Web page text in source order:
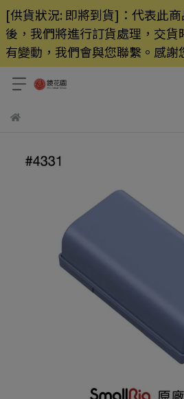
[供貨狀況: 即將到貨]：代表此
後，我們將進行訂貨處理，交貨
有變動，我們會與您聯繫。感謝